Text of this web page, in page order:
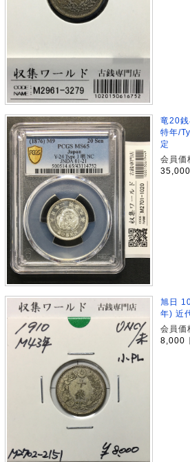
竜20
特年/
定
会員価
35,000
旭日
年) 近
会員価
8,000